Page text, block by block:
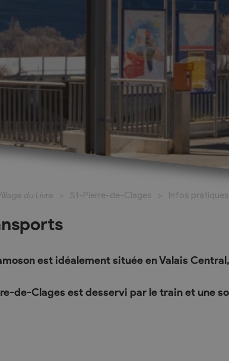
L’association internationale des
Villages du livre
à
Exposants
Exposant pour une journée
Ecrivains et Maisons d’édition
du Livre St-Pierre-de-Clages Infos pratiques
est idéalement située en Valais
de-Clages est desservi par le train et une